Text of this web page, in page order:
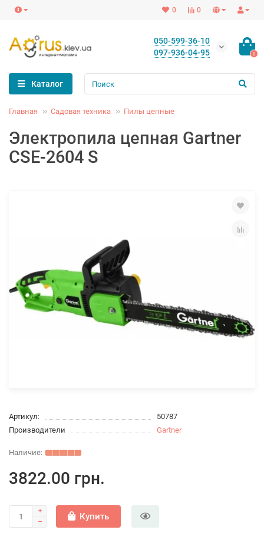
0
0
050-599-36-10
097-936-04-95
0
Каталог
Главная Садовая техника Пилы цепные
Электропила цепная Gartner
CSE-2604 S
Артикул:
50787
Производители
Gartner
3822.00 грн.
Купить